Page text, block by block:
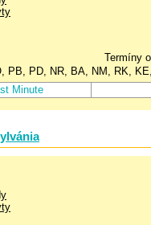
Termíny
PB, PD, NR, BA, NM, RK,
Minute